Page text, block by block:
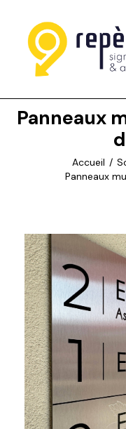
Panneaux
Accueil
Panneaux